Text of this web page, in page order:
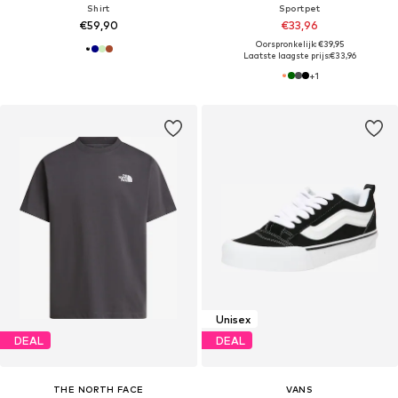
Shirt
€59,90
Sportpet
€33,96
Oorspronkelijk: €39,95
Laatste laagste prijs:€33,96
+1
DEAL
THE NORTH FACE
Unisex
DEAL
VANS